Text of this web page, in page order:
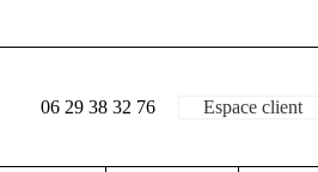
06 29 38 32 76 Espace client